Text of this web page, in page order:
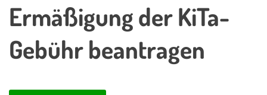
Ermäßigung der KiTa-
Gebühr beantragen